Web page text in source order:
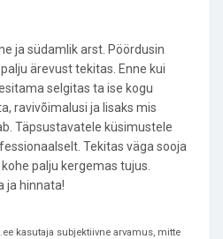
ja südamlik arst. Pöördusin
ärevust tekitas. Enne kui
selgitas ta ise kogu
ravivõimalusi ja lisaks mis
Täpsustavatele küsimustele
Tekitas väga sooja
palju kergemas tujus.
ja hinnata!
kasutaja subjektiivne arvamus, mitte